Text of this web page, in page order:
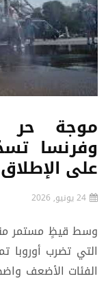
موجة حر
وفرنسا
على الإطلاق
24 يونيو, 2026
وسط قيظٍ مستمر
التي تضرب
الفئات الأضعف